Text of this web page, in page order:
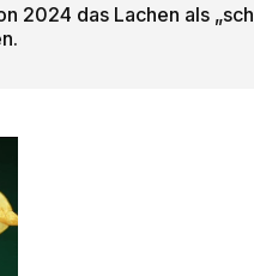
2024 das Lachen als